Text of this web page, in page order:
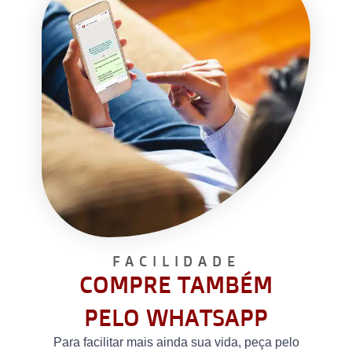
FACILIDADE
COMPRE TAMBÉM
PELO WHATSAPP
Para facilitar mais ainda sua vida, peça pelo